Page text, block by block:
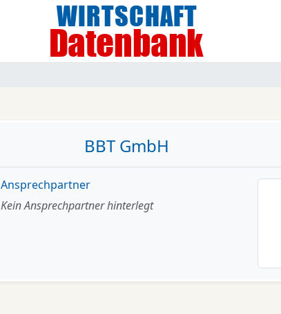
BBT GmbH
Ansprechpartner
Kein Ansprechpartner hinterlegt